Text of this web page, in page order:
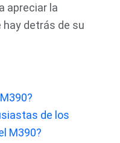
apreciar la
detrás de su
de los
M390?